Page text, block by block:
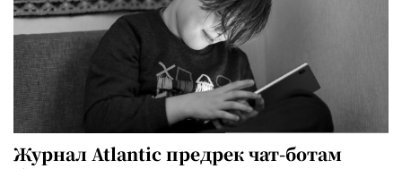
Журнал Atlantic предрек чат-ботам